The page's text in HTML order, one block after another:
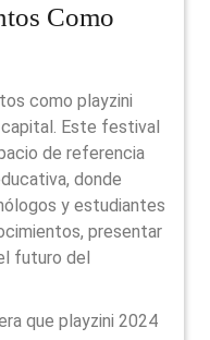
Como
como playzini
capital. Este festival
de referencia
donde
y estudiantes
presentar
futuro del
que playzini 2024